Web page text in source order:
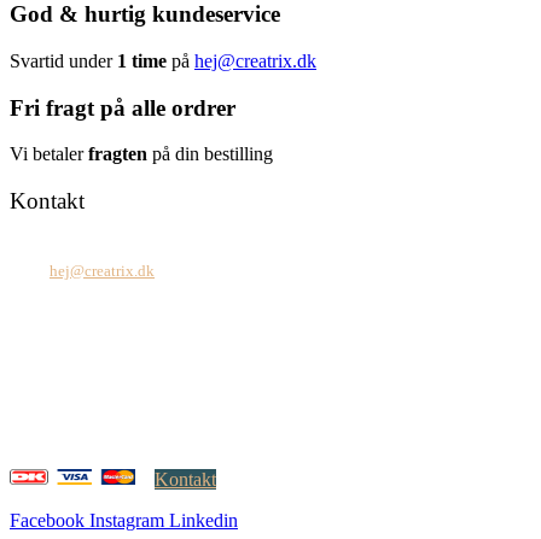
God & hurtig kundeservice
Svartid under 1 time på hej@creatrix.dk
Fri fragt på alle ordrer
Vi betalerfragten på din bestilling
Kontakt
hej@creatrix.dk
Kontakt
Facebook Instagram Linkedin